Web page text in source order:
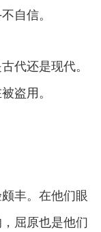
不自信。
代还是现代。
盗用。
丰。在他们眼
屈原也是他们